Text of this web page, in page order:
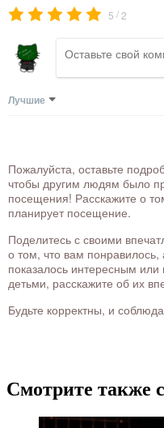
5 /2
Лучшие
Пожалуйста, оставьте
чтобы другим людям было
посещения! Расскажите о
планирует посещение.
Поделитесь с своими
о том, что вам понравилось,
показалось интересным
детьми, расскажите об их
Будьте корректны, и
Смотрите также